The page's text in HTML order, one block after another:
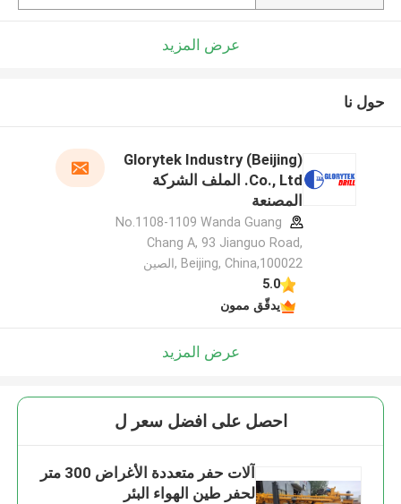
عرض المزيد
حول نا
Glorytek Industry (Beijing)
Co., Ltd. الملف الشركة
المصنعة
No.1108-1109 Wanda Guang
Chang A, 93 Jianguo Road,
Beijing, China,100022 ,الصين
5.0
يدقّق ممون
عرض المزيد
احصل على افضل سعر ل
آلات حفر متعددة الأغراض 300 متر
لحفر طين الهواء البئر